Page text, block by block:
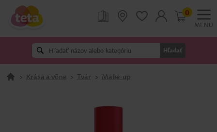
MENU
Hľadať
0
> Krása a vône > Tvár > Make-up